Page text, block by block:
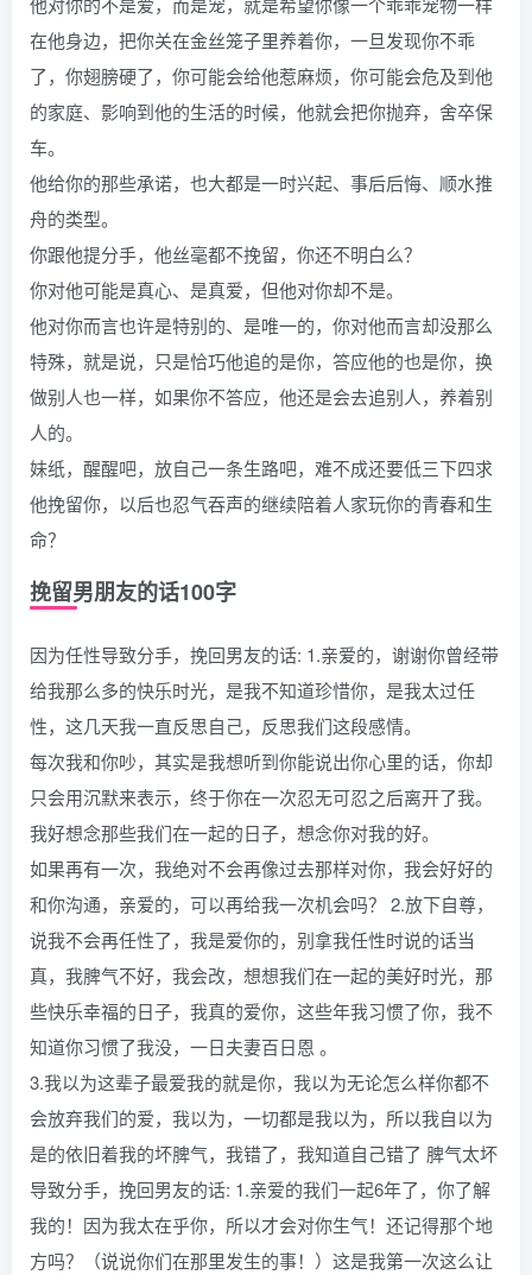
在他身边，把你关在金丝笼子里养着你，一旦发现你不乖
了，你翅膀硬了，你可能会给他惹麻烦，你可能会危及到他
的家庭、影响到他的生活的时候，他就会把你抛弃，舍卒保
车。
他给你的那些承诺，也大都是一时兴起、事后后悔、顺水推
舟的类型。
你跟他提分手，他丝毫都不挽留，你还不明白么？
你对他可能是真心、是真爱，但他对你却不是。
他对你而言也许是特别的、是唯一的，你对他而言却没那么
特殊，就是说，只是恰巧他追的是你，答应他的也是你，换
做别人也一样，如果你不答应，他还是会去追别人，养着别
人的。
妹纸，醒醒吧，放自己一条生路吧，难不成还要低三下四求
他挽留你，以后也忍气吞声的继续陪着人家玩你的青春和生
命？
挽留男朋友的话100字
因为任性导致分手，挽回男友的话: 1.亲爱的，谢谢你曾经带
给我那么多的快乐时光，是我不知道珍惜你，是我太过任
性，这几天我一直反思自己，反思我们这段感情。
每次我和你吵，其实是我想听到你能说出你心里的话，你却
只会用沉默来表示，终于你在一次忍无可忍之后离开了我。
我好想念那些我们在一起的日子，想念你对我的好。
如果再有一次，我绝对不会再像过去那样对你，我会好好的
和你沟通，亲爱的，可以再给我一次机会吗？ 2.放下自尊，
说我不会再任性了，我是爱你的，别拿我任性时说的话当
真，我脾气不好，我会改，想想我们在一起的美好时光，那
些快乐幸福的日子，我真的爱你，这些年我习惯了你，我不
知道你习惯了我没，一日夫妻百日恩 。
3.我以为这辈子最爱我的就是你，我以为无论怎么样你都不
会放弃我们的爱，我以为，一切都是我以为，所以我自以为
是的依旧着我的坏脾气，我错了，我知道自己错了 脾气太坏
导致分手，挽回男友的话: 1.亲爱的我们一起6年了，你了解
我的！因为我太在乎你，所以才会对你生气！还记得那个地
方吗？（说说你们在那里发生的事！）这是我第一次这么让